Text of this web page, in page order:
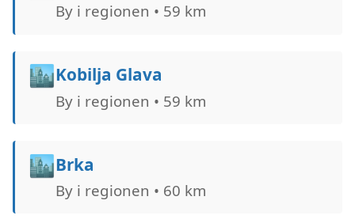
By i regionen • 59 km
🏙️Kobilja Glava
By i regionen • 59 km
🏙️Brka
By i regionen • 60 km